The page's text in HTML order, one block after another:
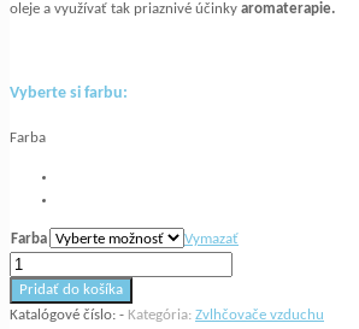
oleje a využívať tak priaznivé účinky aromaterapie.
Vyberte si farbu:
Farba
Farba
Vymazať
množstvo
Zvlhčovač
vzduchu
Pridať do košíka
Katalógové číslo: - Kategória: Zvlhčovače vzduchu